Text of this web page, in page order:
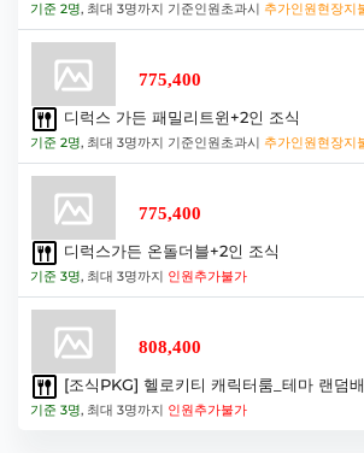
기준 2명, 최대 3명까지 기준인원초과시 추가인원현장지
775,400
디럭스 가든 패밀리트윈+2인 조식
기준 2명, 최대 3명까지 기준인원초과시 추가인원현장지
775,400
디럭스가든 온돌더블+2인 조식
기준 3명, 최대 3명까지 인원추가불가
808,400
[조식PKG] 헬로키티 캐릭터룸_테마 랜덤
기준 3명, 최대 3명까지 인원추가불가